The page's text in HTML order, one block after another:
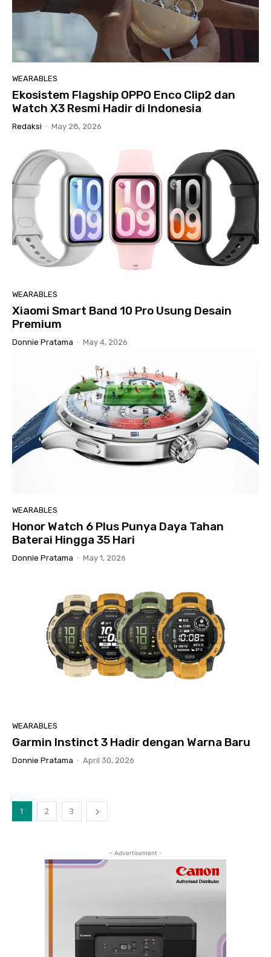
WEARABLES
Ekosistem Flagship OPPO Enco Clip2 dan
Watch X3 Resmi Hadir di Indonesia
Redaksi - May 28, 2026
WEARABLES
Xiaomi Smart Band 10 Pro Usung Desain
Premium
Donnie Pratama - May 4, 2026
WEARABLES
Honor Watch 6 Plus Punya Daya Tahan
Baterai Hingga 35 Hari
Donnie Pratama - May 1, 2026
WEARABLES
Garmin Instinct 3 Hadir dengan Warna Baru
Donnie Pratama - April 30, 2026
1 2 3
- Advertisement -